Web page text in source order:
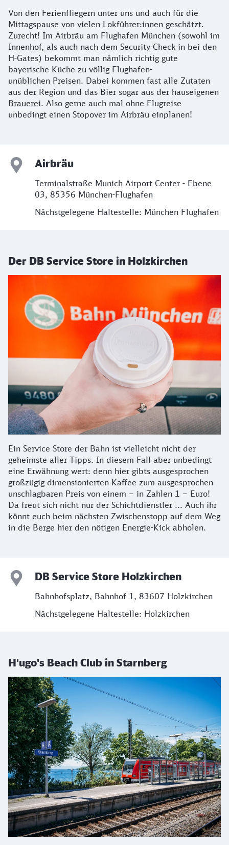
Von den Ferienfliegern unter uns und auch für die
Mittagspause von vielen Lokführer:innen geschätzt.
Zurecht! Im Airbräu am Flughafen München (sowohl im
Innenhof, als auch nach dem Security-Check-in bei den
H-Gates) bekommt man nämlich richtig gute
bayerische Küche zu völlig Flughafen-
unüblichen Preisen. Dabei kommen fast alle Zutaten
aus der Region und das Bier sogar aus der hauseigenen
Brauerei. Also gerne auch mal ohne Flugreise
unbedingt einen Stopover im Airbräu einplanen!
Airbräu
Terminalstraße Munich Airport Center - Ebene
03, 85356 München-Flughafen
Nächstgelegene Haltestelle: München Flughafen
Der DB Service Store in Holzkirchen
Ein Service Store der Bahn ist vielleicht nicht der
geheimste aller Tipps. In diesem Fall aber unbedingt
eine Erwähnung wert: denn hier gibts ausgesprochen
großzügig dimensionierten Kaffee zum ausgesprochen
unschlagbaren Preis von einem – in Zahlen 1 – Euro!
Da freut sich nicht nur der Schichtdienstler ... Auch ihr
könnt euch beim nächsten Zwischenstopp auf dem Weg
in die Berge hier den nötigen Energie-Kick abholen.
DB Service Store Holzkirchen
Bahnhofsplatz, Bahnhof 1, 83607 Holzkirchen
Nächstgelegene Haltestelle: Holzkirchen
H'ugo's Beach Club in Starnberg